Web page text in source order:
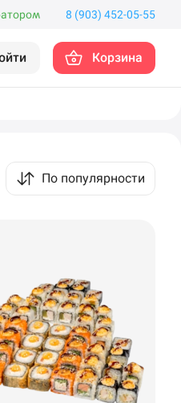
8 (903) 452-05-55
Корзина
По популярности